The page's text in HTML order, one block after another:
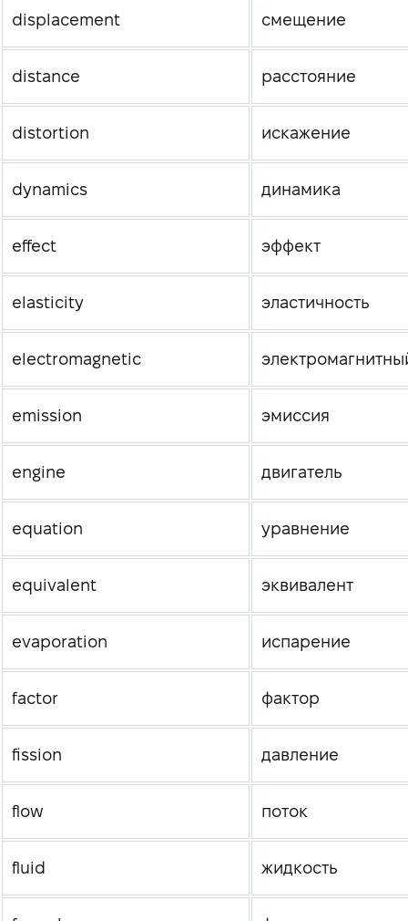
displacement смещение
distance расстояние
distortion искажение
dynamics динамика
effect эффект
elasticity эластичность
electromagnetic
emission эмиссия
engine двигатель
equation уравнение
equivalent эквивалент
evaporation испарение
factor фактор
fission давление
flow поток
fluid жидкость